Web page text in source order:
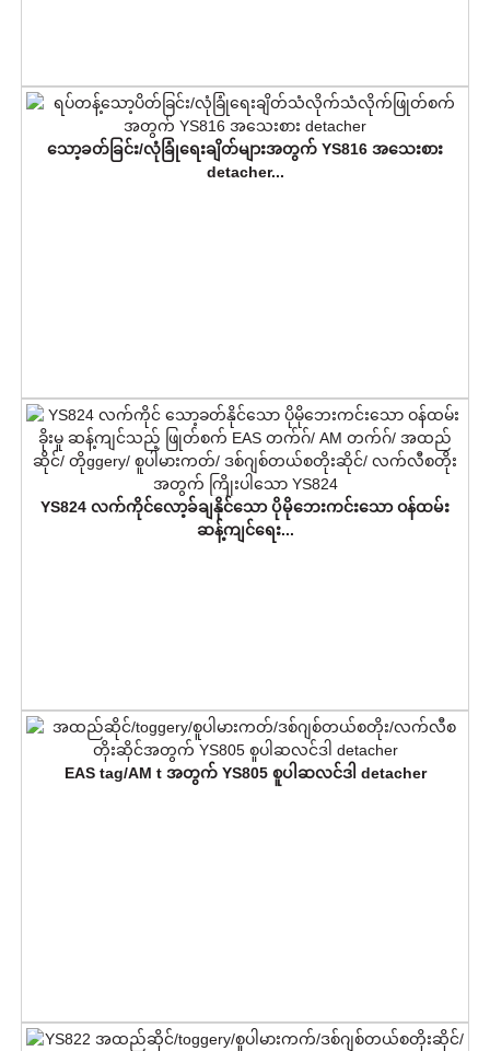
သော့ခတ်ခြင်း/လုံခြုံရေးချိတ်များအတွက် YS816 အသေးစား
detacher...
YS824 လက်ကိုင်လော့ခ်ချနိုင်သော ပိုမိုဘေးကင်းသော ဝန်ထမ်း
ဆန့်ကျင်ရေး...
EAS tag/AM t အတွက် YS805 စူပါဆလင်ဒါ detacher